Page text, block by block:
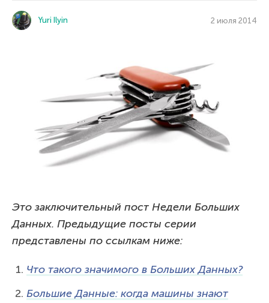
Yuri Ilyin 2 июля 2014
Это заключительный пост Недели Больших
Данных. Предыдущие посты серии
представлены по ссылкам ниже:
Что такого значимого в Больших Данных?
Большие Данные: когда машины знают